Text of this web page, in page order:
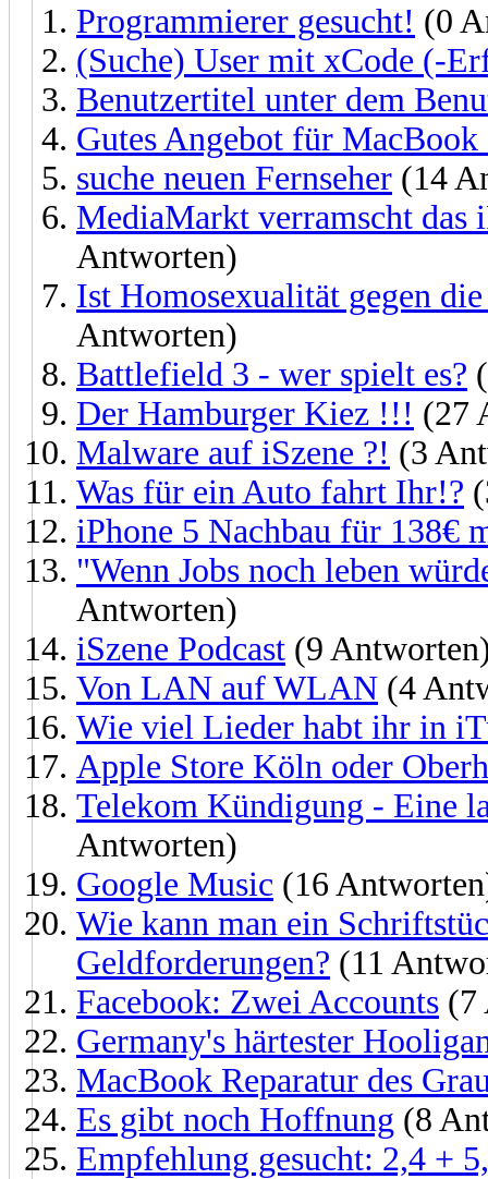
Programmierer gesucht! (0
(Suche) User mit xCode (-
Benutzertitel unter dem
Gutes Angebot für MacBook
suche neuen Fernseher (14
MediaMarkt verramscht das
Antworten)
Ist Homosexualität gegen
Antworten)
Battlefield 3 - wer spielt es?
Der Hamburger Kiez !!! (27
Malware auf iSzene ?! (3
Was für ein Auto fahrt Ihr!?
iPhone 5 Nachbau für 138€
"Wenn Jobs noch leben
Antworten)
iSzene Podcast (9
Von LAN auf WLAN (4
Wie viel Lieder habt ihr in
Apple Store Köln oder
Telekom Kündigung - Eine
Antworten)
Google Music (16
Wie kann man ein
Geldforderungen? (11
Facebook: Zwei Accounts (7
Germany's härtester
MacBook Reparatur des
Es gibt noch Hoffnung (8
Empfehlung gesucht: 2,4 +